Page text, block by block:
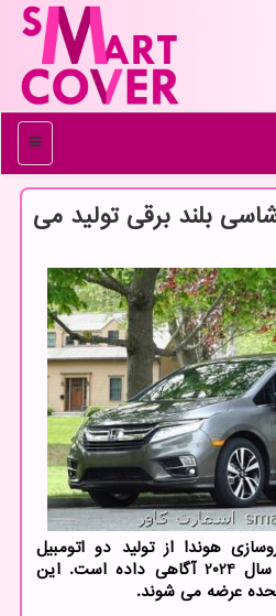
منو
بلند برقی تولید می
هوندا از تولید دو اتومبیل
جدید شاسی بلند برقی تا سال 2024 آگاهی داده است. این
عرضه می شوند.